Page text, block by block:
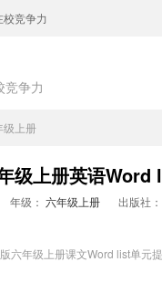
竞争力
竞争力
级上册
级上册英语Word
年级： 六年级上册 出版社：
六年级上册课文Word list单元